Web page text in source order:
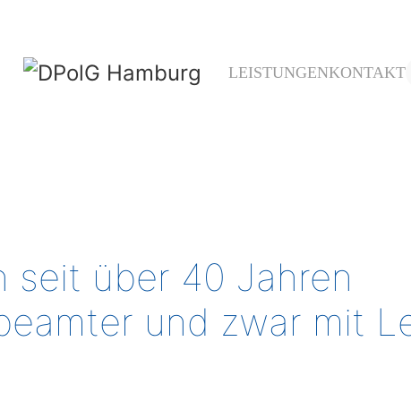
LEISTUNGENKONTAKT
seit über 40 Jahren
und zwar mit